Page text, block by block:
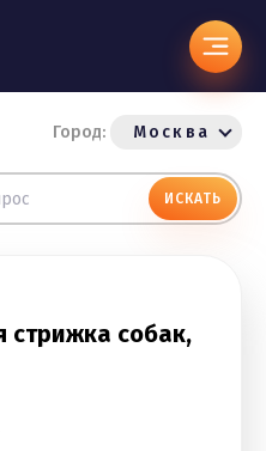
Город: Москва
ИСКАТЬ
стрижка собак,